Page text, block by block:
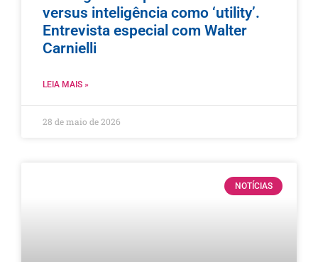
versus inteligência como ‘utility’.
Entrevista especial com Walter
Carnielli
LEIA MAIS »
28 de maio de 2026
NOTÍCIAS